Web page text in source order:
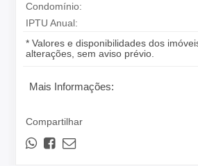
Condomínio:
IPTU Anual:
* Valores e disponibilidades dos
alterações, sem aviso prévio.
Mais Informações:
Compartilhar